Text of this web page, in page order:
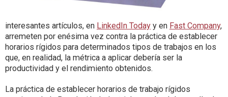
interesantes artículos, en LinkedIn Today y en Fast Company,
arremeten por enésima vez contra la práctica de establecer
horarios rígidos para determinados tipos de trabajos en los
que, en realidad, la métrica a aplicar debería ser la
productividad y el rendimiento obtenidos.
La práctica de establecer horarios de trabajo rígidos